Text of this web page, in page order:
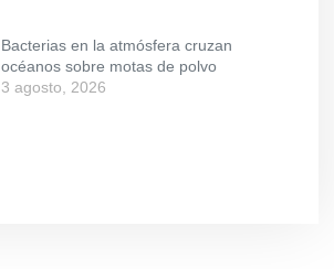
Bacterias en la atmósfera cruzan
océanos sobre motas de polvo
3 agosto, 2026